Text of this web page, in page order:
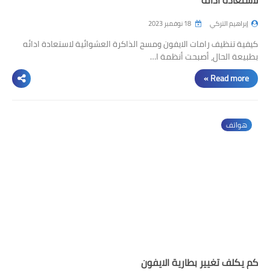
إبراهيم التركي
كيفية تنظيف رامات الايفون ومسح الذاكرة العشوائية لاستعادة ادائه
بطبيعة الحال، أصبحت أنظمة ا…
Read more »
هواتف
كم يكلف تغيير بطارية الايفون